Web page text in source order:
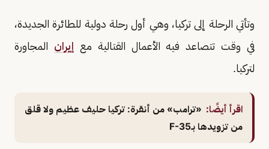
وتأتي الرحلة إلى تركيا، وهي أول رحلة دولية للطائرة الجديدة،
في وقت تتصاعد فيه الأعمال القتالية مع إيران المجاورة
لتركيا.
اقرأ أيضًا: «ترامب» من أنقرة: تركيا حليف عظيم ولا قلق
من تزويدها بـF-35